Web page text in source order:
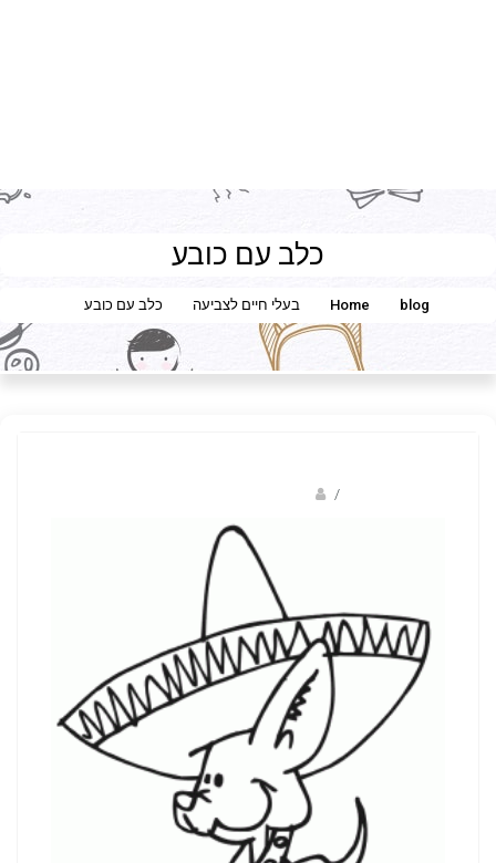
כלב עם כובע
Home blog בעלי חיים לצביעה כלב עם כובע
/